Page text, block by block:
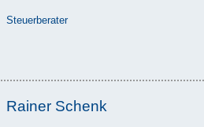
Steuerberater
Rainer Schenk